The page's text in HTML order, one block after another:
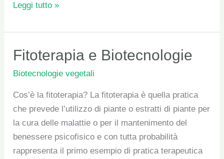
Leggi tutto »
Fitoterapia e Biotecnologie
Biotecnologie vegetali
Cos’è la fitoterapia? La fitoterapia è quella pratica
che prevede l’utilizzo di piante o estratti di piante per
la cura delle malattie o per il mantenimento del
benessere psicofisico e con tutta probabilità
rappresenta il primo esempio di pratica terapeutica
Fitoterapia
Biotecnologie